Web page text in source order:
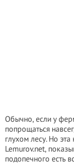
Обычно, если у
попрощаться
глухом лесу. Но
Lemurov.net,
подопечного есть